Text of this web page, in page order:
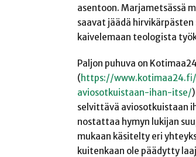
asentoon. Marjametsässä
saavat jäädä
kaivelemaan teologista
Paljon puhuva on
(https://
aviosotkuistaan-ihan-itse/
selvittävä aviosotkuistaan
nostattaa hymyn lukijan
mukaan käsitelty eri
kuitenkaan ole päädytty